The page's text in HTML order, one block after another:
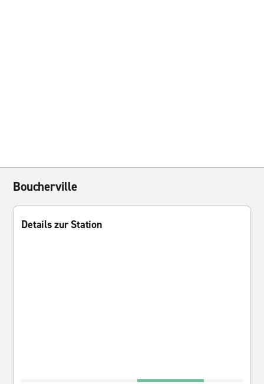
Boucherville
Details zur Station